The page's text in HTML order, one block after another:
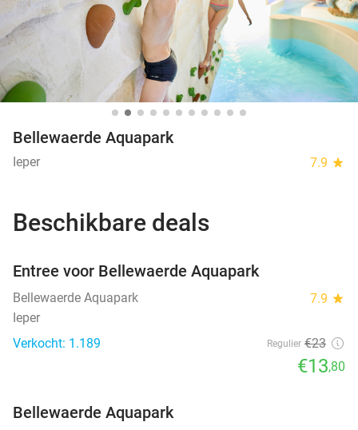
Bellewaerde Aquapark
Ieper 7.9 star
Beschikbare deals
Entree voor Bellewaerde Aquapark
Bellewaerde Aquapark 7.9 star
Ieper
Verkocht: 1.189
Regulier €23
€13,80
Bellewaerde Aquapark